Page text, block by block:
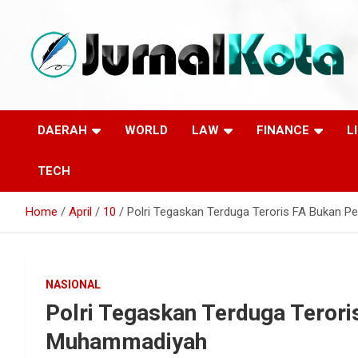
content
JURNALKOTA.NET
DAERAH WORLD LAW FINANCE
TECH
Home April 10 Polri Tegaskan Terduga Teroris FA Bukan
NASIONAL
Polri Tegaskan Terduga
Muhammadiyah